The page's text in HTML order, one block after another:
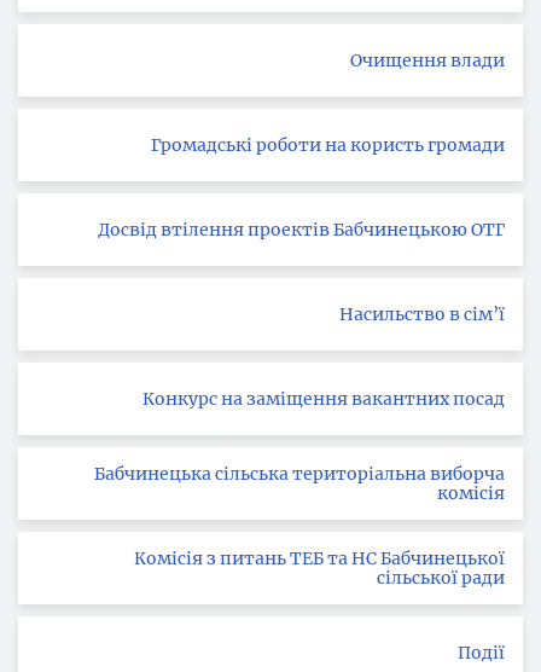
Очищення влади
Громадські роботи на користь громади
Досвід втілення проектів Бабчинецькою ОТГ
Насильство в сім’ї
Конкурс на заміщення вакантних посад
Бабчинецька сільська територіальна виборча
комісія
Комісія з питань ТЕБ та НС Бабчинецької
сільської ради
Події